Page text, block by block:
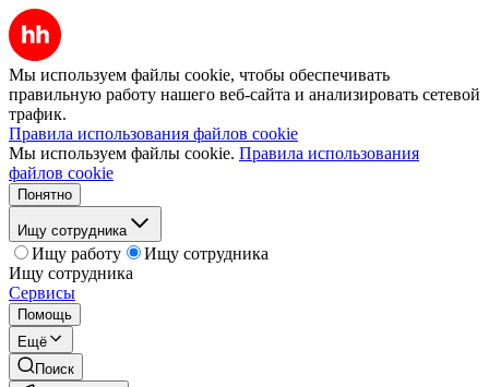
Мы используем файлы cookie, чтобы обеспечивать
правильную работу нашего веб-сайта и анализировать сетевой
трафик.
Правила использования файлов cookie
Мы используем файлы cookie. Правила использования
файлов cookie
Понятно
Ищу сотрудника
Ищу работу
Ищу сотрудника
Ищу сотрудника
Сервисы
Помощь
Ещё
Поиск